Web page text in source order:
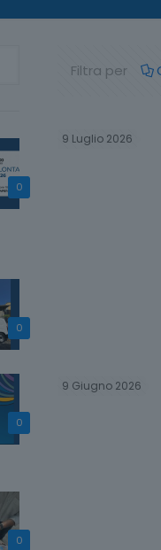
Filtra per
9 Luglio 2026
9 Giugno 2026
0
0
0
0